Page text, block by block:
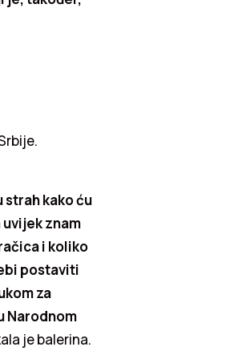
strah kako ću
znam
i koliko
postaviti
za
Narodnom
je balerina.